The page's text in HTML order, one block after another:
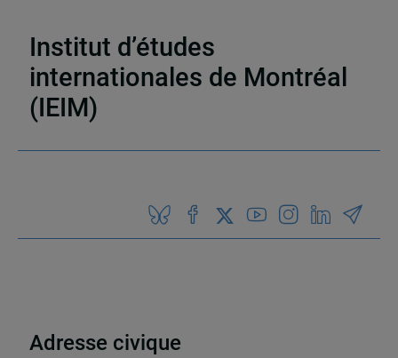
Institut d’études
internationales de Montréal
(IEIM)
Adresse civique